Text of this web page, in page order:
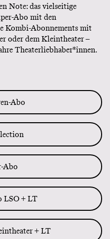
Note: das vielseitige
Abo mit den
Kombi-Abonnements mit
oder dem Kleintheater –
Theaterliebhaber*innen.
Abo
Abo
LSO + LT
+ LT